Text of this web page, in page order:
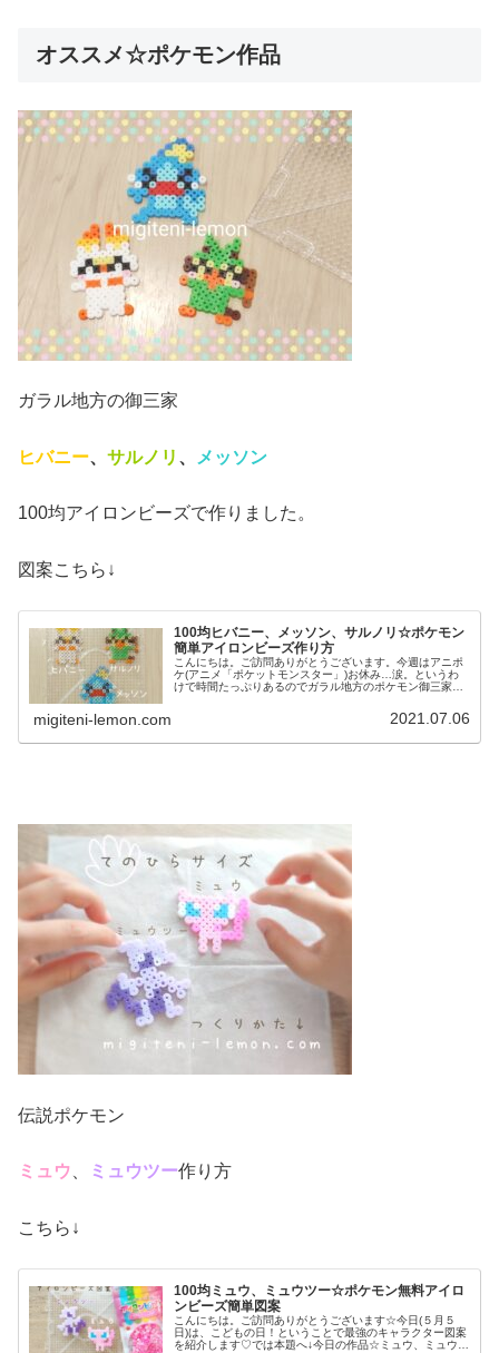
オススメ☆ポケモン作品
ガラル地方の御三家
ヒバニー、 サルノリ 、 メッソン
100均アイロンビーズで作りました。
図案こちら↓
100均ヒバニー、メッソン、サルノリ☆ポケモン
簡単アイロンビーズ作り方
こんにちは。ご訪問ありがとうございます。今週はアニポ
ケ(アニメ「ポケットモンスター」)お休み…涙。というわ
けで時間たっぷりあるのでガラル地方のポケモン御三家を
migiteni-lemon.com 2021.07.06
伝説ポケモン
ミュウ ミュウツー作り方
こちら↓
100均ミュウ、ミュウツー☆ポケモン無料アイロ
ンビーズ簡単図案
こんにちは。ご訪問ありがとうございます☆今日(５月５
日)は、こどもの日！ということで最強のキャラクター図案
を紹介します♡では本題へ↓今日の作品☆ミュウ、ミュウツ